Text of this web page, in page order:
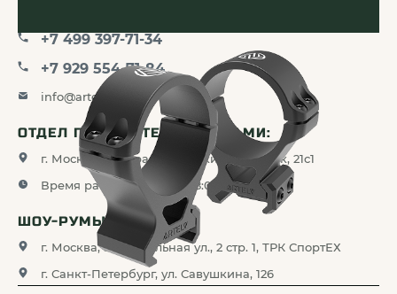
+7 499 397-71-34
+7 929 554-71-84
info@artelv.ru
ОТДЕЛ ПО РАБОТЕ С ДИЛЕРАМИ:
г. Москва, 3-й Красносельский переулок, 21с1
Время работы с 9:00 до 18:00
ШОУ-РУМЫ:
г. Москва, 5-я Кабельная ул., 2 стр. 1, ТРК СпортЕХ
г. Санкт-Петербург, ул. Савушкина, 126